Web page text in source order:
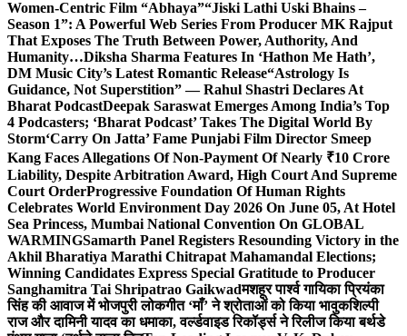
Women-Centric Film “Abhaya”“Jiski Lathi Uski Bhains –
Season 1”: A Powerful Web Series From Producer MK Rajput
That Exposes The Truth Between Power, Authority, And
Humanity…Diksha Sharma Features In ‘Hathon Me Hath’,
DM Music City’s Latest Romantic Release“Astrology Is
Guidance, Not Superstition” — Rahul Shastri Declares At
Bharat PodcastDeepak Saraswat Emerges Among India’s Top
4 Podcasters; ‘Bharat Podcast’ Takes The Digital World By
Storm‘Carry On Jatta’ Fame Punjabi Film Director Smeep
Kang Faces Allegations Of Non-Payment Of Nearly ₹10 Crore
Liability, Despite Arbitration Award, High Court And Supreme
Court OrderProgressive Foundation Of Human Rights
Celebrates World Environment Day 2026 On June 05, At Hotel
Sea Princess, Mumbai National Convention On GLOBAL
WARMINGSamarth Panel Registers Resounding Victory in the
Akhil Bharatiya Marathi Chitrapat Mahamandal Elections;
Winning Candidates Express Special Gratitude to Producer
Sanghamitra Tai Shripatrao Gaikwadमशहूर पार्श्व गायिका प्रियंका
सिंह की आवाज में भोजपुरी लोकगीत ‘माँ’ ने श्रोताओं को किया भावुकशिल्पी
राज और दामिनी यादव का धमाका, वर्ल्डवाइड रिकॉर्ड्स ने रिलीज किया बर्थडे